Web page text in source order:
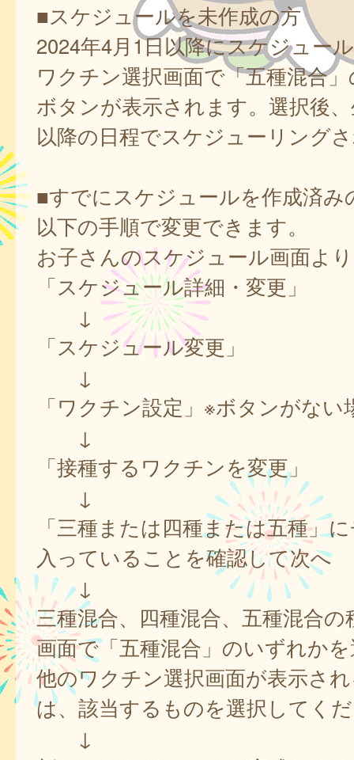
■スケジュールを未作成の方
2024年4月1日以降にスケジュー
ワクチン選択画面で「五種混合
ボタンが表示されます。選択後
以降の日程でスケジューリング
■すでにスケジュールを作成済み
以下の手順で変更できます。
お子さんのスケジュール画面より
「スケジュール詳細・変更」
↓
「スケジュール変更」
↓
「ワクチン設定」※ボタンがない
↓
「接種するワクチンを変更」
↓
「三種または四種または五種」
入っていることを確認して次へ
↓
三種混合、四種混合、五種混合の
画面で「五種混合」のいずれか
他のワクチン選択画面が表示さ
は、該当するものを選択してく
↓